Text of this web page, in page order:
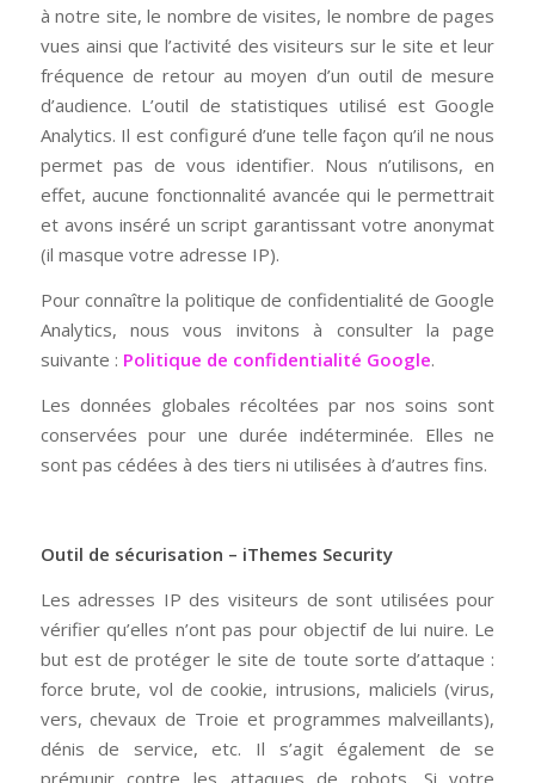
à notre site, le nombre de visites, le nombre de pages
vues ainsi que l’activité des visiteurs sur le site et leur
fréquence de retour au moyen d’un outil de mesure
d’audience. L’outil de statistiques utilisé est Google
Analytics. Il est configuré d’une telle façon qu’il ne nous
permet pas de vous identifier. Nous n’utilisons, en
effet, aucune fonctionnalité avancée qui le permettrait
et avons inséré un script garantissant votre anonymat
(il masque votre adresse IP).
Pour connaître la politique de confidentialité de Google
Analytics, nous vous invitons à consulter la page
suivante : Politique de confidentialité Google.
Les données globales récoltées par nos soins sont
conservées pour une durée indéterminée. Elles ne
sont pas cédées à des tiers ni utilisées à d’autres fins.
Outil de sécurisation – iThemes Security
Les adresses IP des visiteurs de sont utilisées pour
vérifier qu’elles n’ont pas pour objectif de lui nuire. Le
but est de protéger le site de toute sorte d’attaque :
force brute, vol de cookie, intrusions, maliciels (virus,
vers, chevaux de Troie et programmes malveillants),
dénis de service, etc. Il s’agit également de se
prémunir contre les attaques de robots. Si votre